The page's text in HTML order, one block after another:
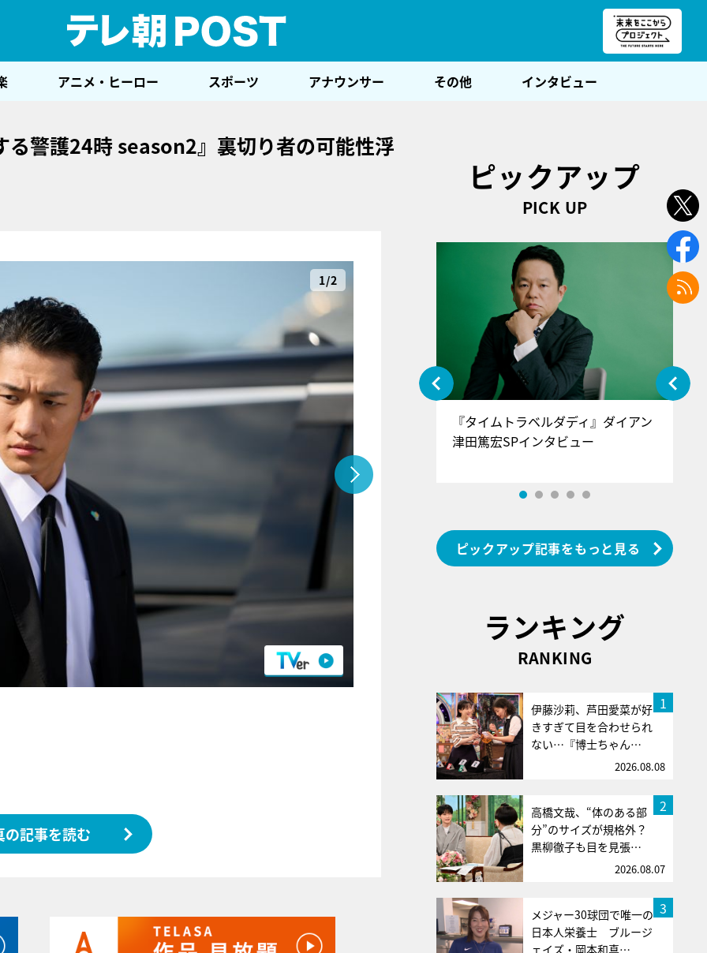
アニメ・ヒーロー スポーツ アナウンサー その他 インタビュー
る警護24時 season2』裏切り者の可能性浮
1/2
の記事を読む
ピックアップ
PICK UP
『アイ＝ラブ！げーみんぐ』＝LOV
『タイムトラベルダディ』ダイアン
津田篤宏SPインタビュー
ピックアップ記事をもっと見る
ランキング
RANKING
1
伊藤沙莉、芦田愛菜が好
きすぎて目を合わせられ
ない…『博士ちゃん…
2026.08.08
2
高橋文哉、“体のある部
分”のサイズが規格外？
黒柳徹子も目を見張…
2026.08.07
3
メジャー30球団で唯一の
日本人栄養士 ブルージ
ェイズ・岡本和真…